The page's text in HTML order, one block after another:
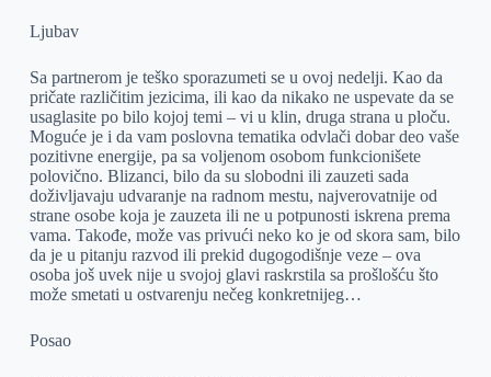
Ljubav
Sa partnerom je teško sporazumeti se u ovoj nedelji. Kao da
pričate različitim jezicima, ili kao da nikako ne uspevate da se
usaglasite po bilo kojoj temi – vi u klin, druga strana u ploču.
Moguće je i da vam poslovna tematika odvlači dobar deo vaše
pozitivne energije, pa sa voljenom osobom funkcionišete
polovično. Blizanci, bilo da su slobodni ili zauzeti sada
doživljavaju udvaranje na radnom mestu, najverovatnije od
strane osobe koja je zauzeta ili ne u potpunosti iskrena prema
vama. Takođe, može vas privući neko ko je od skora sam, bilo
da je u pitanju razvod ili prekid dugogodišnje veze – ova
osoba još uvek nije u svojoj glavi raskrstila sa prošlošću što
može smetati u ostvarenju nečeg konkretnijeg…
Posao